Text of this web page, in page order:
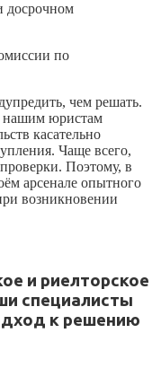
досрочном
по
чем решать.
нашим юристам
касательно
Чаще всего,
Поэтому, в
арсенале опытного
возникновении
и риелторское
специалисты
к решению